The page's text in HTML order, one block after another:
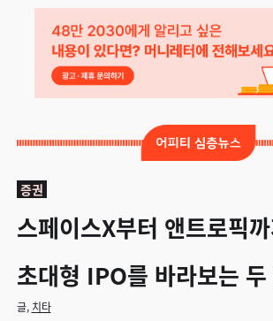
증권
스페이스X부터 앤트로픽
초대형 IPO를 바라보는 두
글, 치타